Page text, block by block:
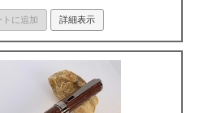
トに追加 詳細表示